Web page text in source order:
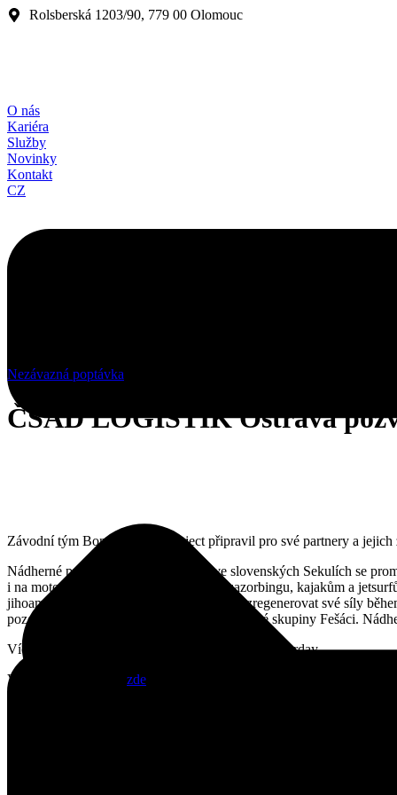
Rolsberská 1203/90, 779 00 Olomouc
O nás
Kariéra
Služby
Novinky
Kontakt
CZ
Nezávazná poptávka
ČSAD LOGISTIK Ostrava
Závodní tým Bonver Dakar Project připravil pro své partnery a
Nádherné prostředí bývalé pískovny ve slovenských Sekulích se
i na motorkách. Vodní plocha patřila aquazorbingu, kajakům a
jihoamerických vín. A ten, kdo potřeboval zregenerovat své síly
pozdního večera byl připraven koncert folkové skupiny Fešáci.
Více info najdete na: http://bit.ly/csadlogistik_dakarday
Video z akce najdete zde